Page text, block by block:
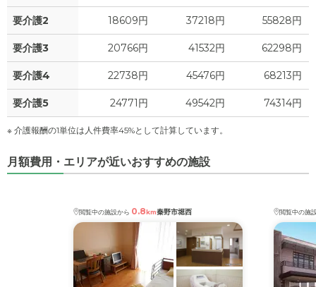
要介護2 18609円 37218円 55828円
要介護3 20766円 41532円 62298円
要介護4 22738円 45476円 68213円
要介護5 24771円 49542円 74314円
※ 介護報酬の1単位は人件費率45%として計算しています。
月額費用・エリアが近いおすすめの施設
閲覧中の施設から 0.8km秦野市堀西 閲覧中の施